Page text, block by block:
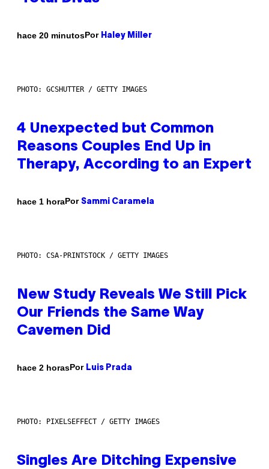
hace 20 minutosPor Haley Miller
PHOTO: GCSHUTTER / GETTY IMAGES
4 Unexpected but Common
Reasons Couples End Up in
Therapy, According to an Expert
hace 1 horaPor Sammi Caramela
PHOTO: CSA-PRINTSTOCK / GETTY IMAGES
New Study Reveals We Still Pick
Our Friends the Same Way
Cavemen Did
hace 2 horasPor Luis Prada
PHOTO: PIXELSEFFECT / GETTY IMAGES
Singles Are Ditching Expensive